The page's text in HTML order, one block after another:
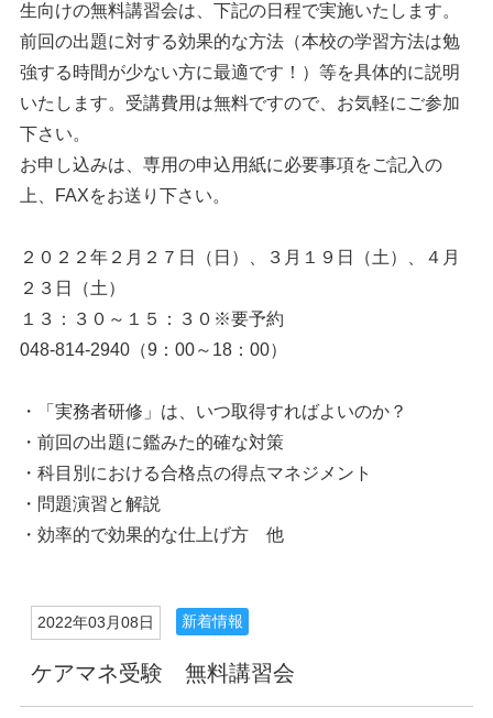
生向けの無料講習会は、下記の日程で実施いたします。
前回の出題に対する効果的な方法（本校の学習方法は勉
強する時間が少ない方に最適です！）等を具体的に説明
いたします。受講費用は無料ですので、お気軽にご参加
下さい。
お申し込みは、専用の申込用紙に必要事項をご記入の
上、FAXをお送り下さい。
２０２２年２月２７日（日）、３月１９日（土）、４月
２３日（土）
１３：３０～１５：３０※要予約
048-814-2940（9：00～18：00）
・「実務者研修」は、いつ取得すればよいのか？
・前回の出題に鑑みた的確な対策
・科目別における合格点の得点マネジメント
・問題演習と解説
・効率的で効果的な仕上げ方 他
2022年03月08日 新着情報
ケアマネ受験 無料講習会